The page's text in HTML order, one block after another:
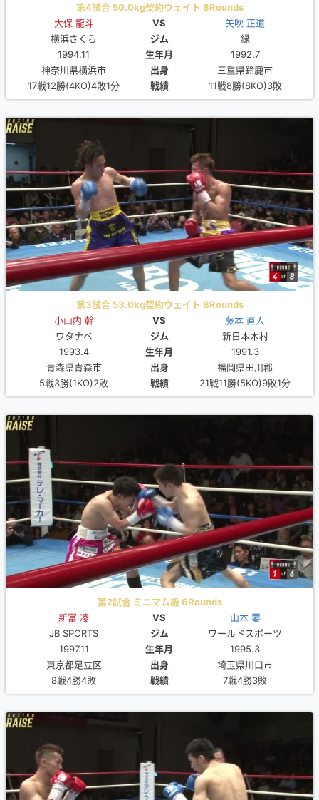
第4試合 50.0kg契約ウェイト 8Rounds
大保 龍斗
VS
矢吹 正道
横浜さくら
ジム
緑
1994.11
生年月
1992.7
神奈川県横浜市
出身
三重県鈴鹿市
17戦12勝(4KO)4敗1分
戦績 11戦8勝(8KO)3敗
第3試合 53.0kg契約ウェイト 8Rounds
小山内 幹
VS
藤本 直人
ワタナベ
ジム
新日本木村
1993.4
生年月
1991.3
青森県青森市
出身
福岡県田川郡
5戦3勝(1KO)2敗
戦績 21戦11勝(5KO)9敗1分
第2試合 ミニマム級 6Rounds
新冨 凌
VS
山本 要
JB SPORTS
ジム
ワールドスポーツ
1997.11
生年月
1995.3
東京都足立区
出身
埼玉県川口市
8戦4勝4敗
戦績 7戦4勝3敗